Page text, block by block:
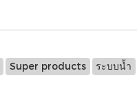
Super products ระบบน้ำ